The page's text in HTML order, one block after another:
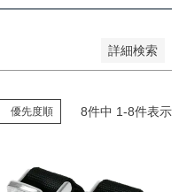
詳細検索
優先度順 8件中 1-8件表示